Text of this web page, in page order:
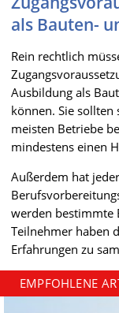
als Bauten-
Rein rechtlich
Ausbildung als
können. Sie sollten
meisten Betriebe
mindestens einen
Außerdem hat
werden bestimmte
Teilnehmer haben
Erfahrungen zu
EMPFOHLENE